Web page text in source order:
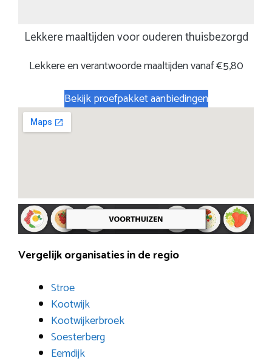
Lekkere maaltijden voor ouderen thuisbezorgd
Lekkere en verantwoorde maaltijden vanaf €5,80
Bekijk proefpakket aanbiedingen
Vergelijk organisaties in de regio
Stroe
Kootwijk
Kootwijkerbroek
Soesterberg
Eemdijk